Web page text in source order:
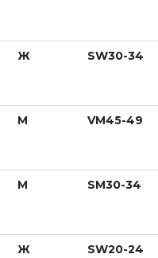
Ж SW30-34
М VM45-49
М SM30-34
Ж SW20-24